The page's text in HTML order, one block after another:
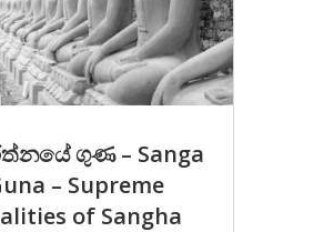
ගුණ – Sanga
– Supreme
of Sangha